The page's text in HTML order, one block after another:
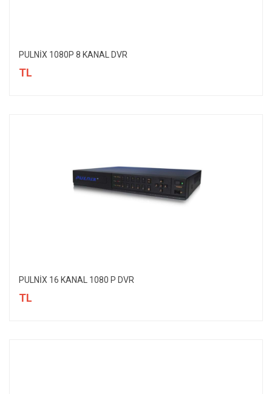
PULNİX 1080P 8 KANAL DVR
TL
PULNİX 16 KANAL 1080 P DVR
TL